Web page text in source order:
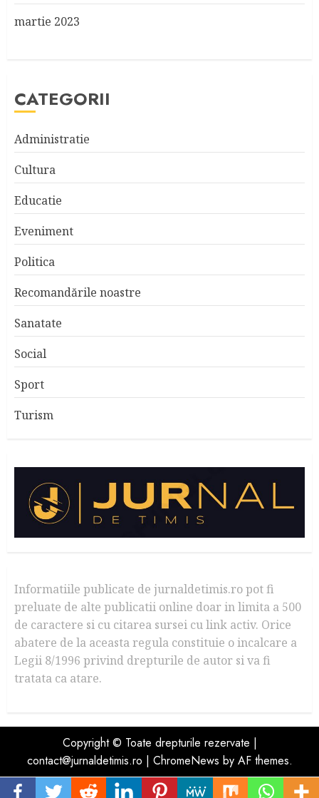
martie 2023
CATEGORII
Administratie
Cultura
Educatie
Eveniment
Politica
Recomandările noastre
Sanatate
Social
Sport
Turism
Informatiile publicate de jurnaldetimis.ro pot fi
preluate de alte publicatii online doar in limita a 500
de caractere si cu citarea sursei cu link activ. Orice
abatere de la aceasta regula constituie o incalcare a
Legii 8/1996 privind drepturile de autor si va fi
tratata ca atare.
Copyright © Toate drepturile rezervate |
contact@jurnaldetimis.ro | ChromeNews by AF themes.